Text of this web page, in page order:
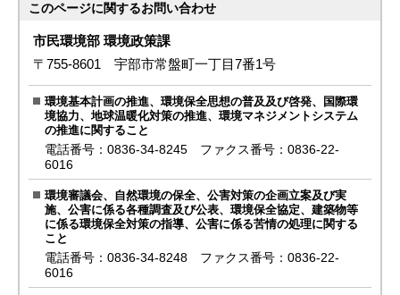
このページに関するお問い合わせ
市民環境部 環境政策課
〒755-8601 宇部市常盤町一丁目7番1号
環境基本計画の推進、環境保全思想の普及及び啓発、国際環
境協力、地球温暖化対策の推進、環境マネジメントシステム
の推進に関すること
電話番号：0836-34-8245 ファクス番号：0836-22-
6016
環境審議会、自然環境の保全、公害対策の企画立案及び実
施、公害に係る各種調査及び公表、環境保全協定、建築物等
に係る環境保全対策の指導、公害に係る苦情の処理に関する
こと
電話番号：0836-34-8248 ファクス番号：0836-22-
6016